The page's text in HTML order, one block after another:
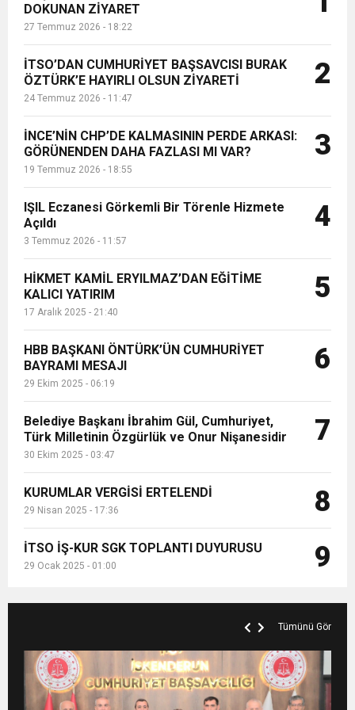
ve Onur Nişanesidir
6:19 HBB BAŞKANI ÖNTÜRK’ÜN
CUMHURİYET BAYRAMI MESAJI
17:36 KURUMLAR VERGİSİ ERTELENDİ
1:00 İTSO İŞ-KUR SGK TOPLANTI
21:40 CEYLANDERE’DE BAŞKAN EMRAH
18:22
GÖNÜLLERE DOKUNAN ZİYARET
Danıştay üyesi Emin Sınmaz, Val...
DOKUNAN ZİYARET
27 Temmuz 2026 - 18:22
İTSO’DAN CUMHURİYET BAŞSAVCISI BURAK
ÖZTÜRK’E HAYIRLI OLSUN ZİYARETİ
24 Temmuz 2026 - 11:47
2
İNCE’NİN CHP’DE KALMASININ PERDE ARKASI:
GÖRÜNENDEN DAHA FAZLASI MI VAR?
19 Temmuz 2026 - 18:55
3
IŞIL Eczanesi Görkemli Bir Törenle Hizmete
Açıldı
3 Temmuz 2026 - 11:57
4
HİKMET KAMİL ERYILMAZ’DAN EĞİTİME
KALICI YATIRIM
17 Aralık 2025 - 21:40
5
HBB BAŞKANI ÖNTÜRK’ÜN CUMHURİYET
BAYRAMI MESAJI
29 Ekim 2025 - 06:19
6
Belediye Başkanı İbrahim Gül, Cumhuriyet,
Türk Milletinin Özgürlük ve Onur Nişanesidir
30 Ekim 2025 - 03:47
7
KURUMLAR VERGİSİ ERTELENDİ
29 Nisan 2025 - 17:36 8
İTSO İŞ-KUR SGK TOPLANTI DUYURUSU
29 Ocak 2025 - 01:00 9
Tümünü Gör